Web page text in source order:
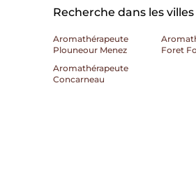
Recherche dans les
Aromathérapeute
Plouneour Menez
Foret
Aromathérapeute
Concarneau